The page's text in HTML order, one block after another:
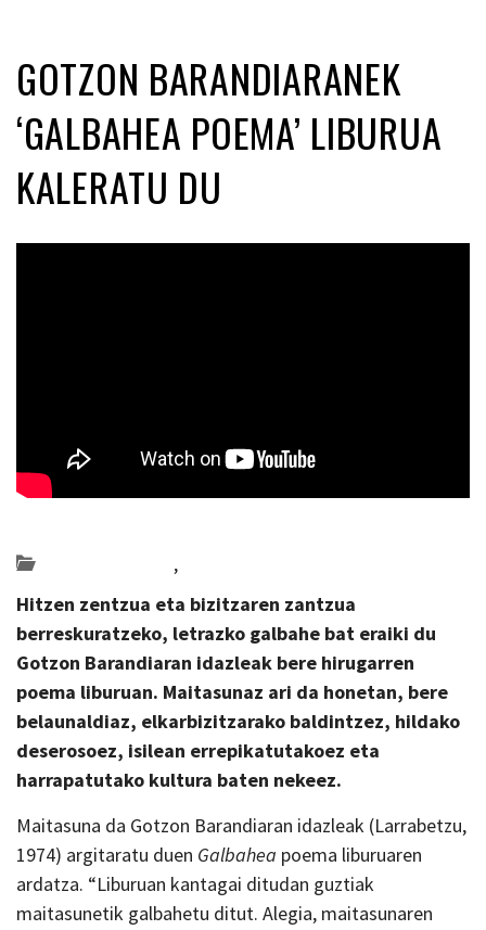
GOTZON BARANDIARANEK
‘GALBAHEA POEMA’ LIBURUA
KALERATU DU
,
Hitzen zentzua eta bizitzaren zantzua
berreskuratzeko, letrazko galbahe bat eraiki du
Gotzon Barandiaran idazleak bere hirugarren
poema liburuan. Maitasunaz ari da honetan, bere
belaunaldiaz, elkarbizitzarako baldintzez, hildako
deserosoez, isilean errepikatutakoez eta
harrapatutako kultura baten nekeez.
Maitasuna da Gotzon Barandiaran idazleak (Larrabetzu,
1974) argitaratu duen Galbahea poema liburuaren
ardatza. “Liburuan kantagai ditudan guztiak
maitasunetik galbahetu ditut. Alegia, maitasunaren